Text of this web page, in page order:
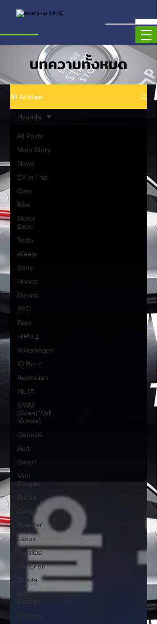
บทความทั้งหมด
All Articles
All Posts
Main Story
News
EV in Thai
Cars
Bike
Motor
Expo
Tesla
Afeela
Sony
Honda
Davinci
BYD
Ram
HiPhi Z
Volkswagen
ID Buzz
Australian
NETA
GWM
(Great Wall
Motors)
Genesis
Audi
Smart
Mini
Cooper
Rivian
Dodge
Polestar
Lexus
Cadillac
Jiangnan
Toyota
Mini
Genesis
Hyundai